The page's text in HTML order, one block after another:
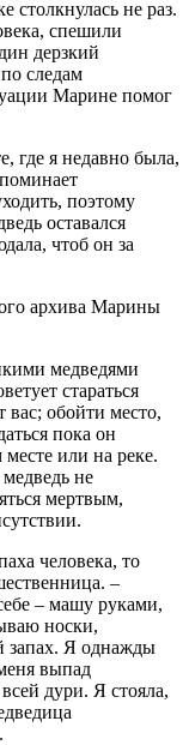
столкнулась не раз.
спешили
дерзкий
следам
Марине помог
где я недавно была,
поэтому
оставался
чтоб он за
архива Марины
медведями
стараться
обойти место,
пока он
или на реке.
не
мертвым,
человека, то
–
– машу руками,
носки,
запах. Я однажды
выпад
дури. Я стояла,